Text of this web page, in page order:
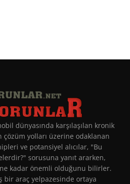
dünyasında karşılaşılan kronik
yolları üzerine odaklanan
ve potansiyel alıcılar, "Bu
sorusuna yanıt ararken,
kadar önemli olduğunu bilirler.
bir araç yelpazesinde ortaya